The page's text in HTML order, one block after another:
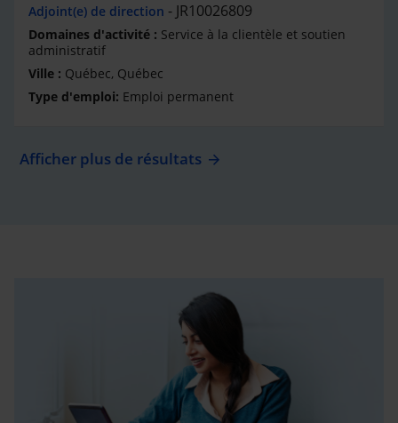
Adjoint(e) de direction JR10026809
Service à la clientèle et soutien
administratif
Québec, Québec
Emploi permanent
Afficher plus de résultats